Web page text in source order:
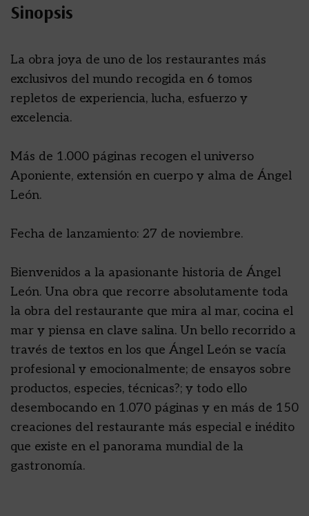
Sinopsis
La obra joya de uno de los restaurantes más
exclusivos del mundo recogida en 6 tomos
repletos de experiencia, lucha, esfuerzo y
excelencia.
Más de 1.000 páginas recogen el universo
Aponiente, extensión en cuerpo y alma de Ángel
León.
Fecha de lanzamiento: 27 de noviembre.
Bienvenidos a la apasionante historia de Ángel
León. Una obra que recorre absolutamente toda
la obra del restaurante que mira al mar, cocina el
mar y piensa en clave salina. Un bello recorrido a
través de textos en los que Ángel León se vacía
profesional y emocionalmente; de ensayos sobre
productos, especies, técnicas?; y todo ello
desembocando en 1.070 páginas y en más de 150
creaciones del restaurante más especial e inédito
que existe en el panorama mundial de la
gastronomía.